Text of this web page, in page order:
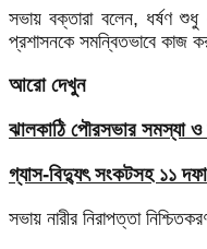
সভায় বক্তারা বলেন, ধর্ষণ
প্রশাসনকে সমন্বিতভাবে কাজ
আরো দেখুন
ঝালকাঠি পৌরসভার সমস্যা ও
গ্যাস-বিদ্যুৎ সংকটসহ ১১
সভায় নারীর নিরাপত্তা